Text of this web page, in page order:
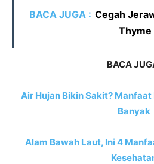
BACA JUGA : Cegah
Thyme
BACA
Air Hujan Bikin Sakit?
Banyak
Alam Bawah Laut, Ini 4